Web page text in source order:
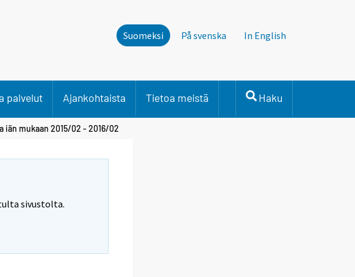
Suomeksi På svenska In English
palvelut Ajankohtaista Tietoa meistä Haku
mukaan 2015/02 - 2016/02
sivustolta.